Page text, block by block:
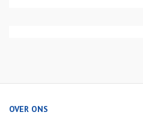
OVER ONS